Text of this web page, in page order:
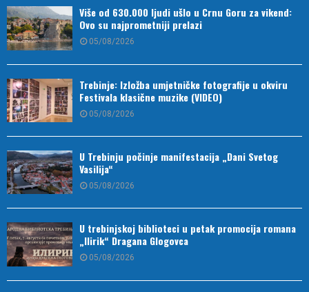
Više od 630.000 ljudi ušlo u Crnu Goru za vikend:
Ovo su najprometniji prelazi
05/08/2026
Trebinje: Izložba umjetničke fotografije u okviru
Festivala klasične muzike (VIDEO)
05/08/2026
U Trebinju počinje manifestacija „Dani Svetog
Vasilija“
05/08/2026
U trebinjskoj biblioteci u petak promocija romana
„Ilirik“ Dragana Glogovca
05/08/2026